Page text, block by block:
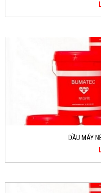
DẦU MÁY